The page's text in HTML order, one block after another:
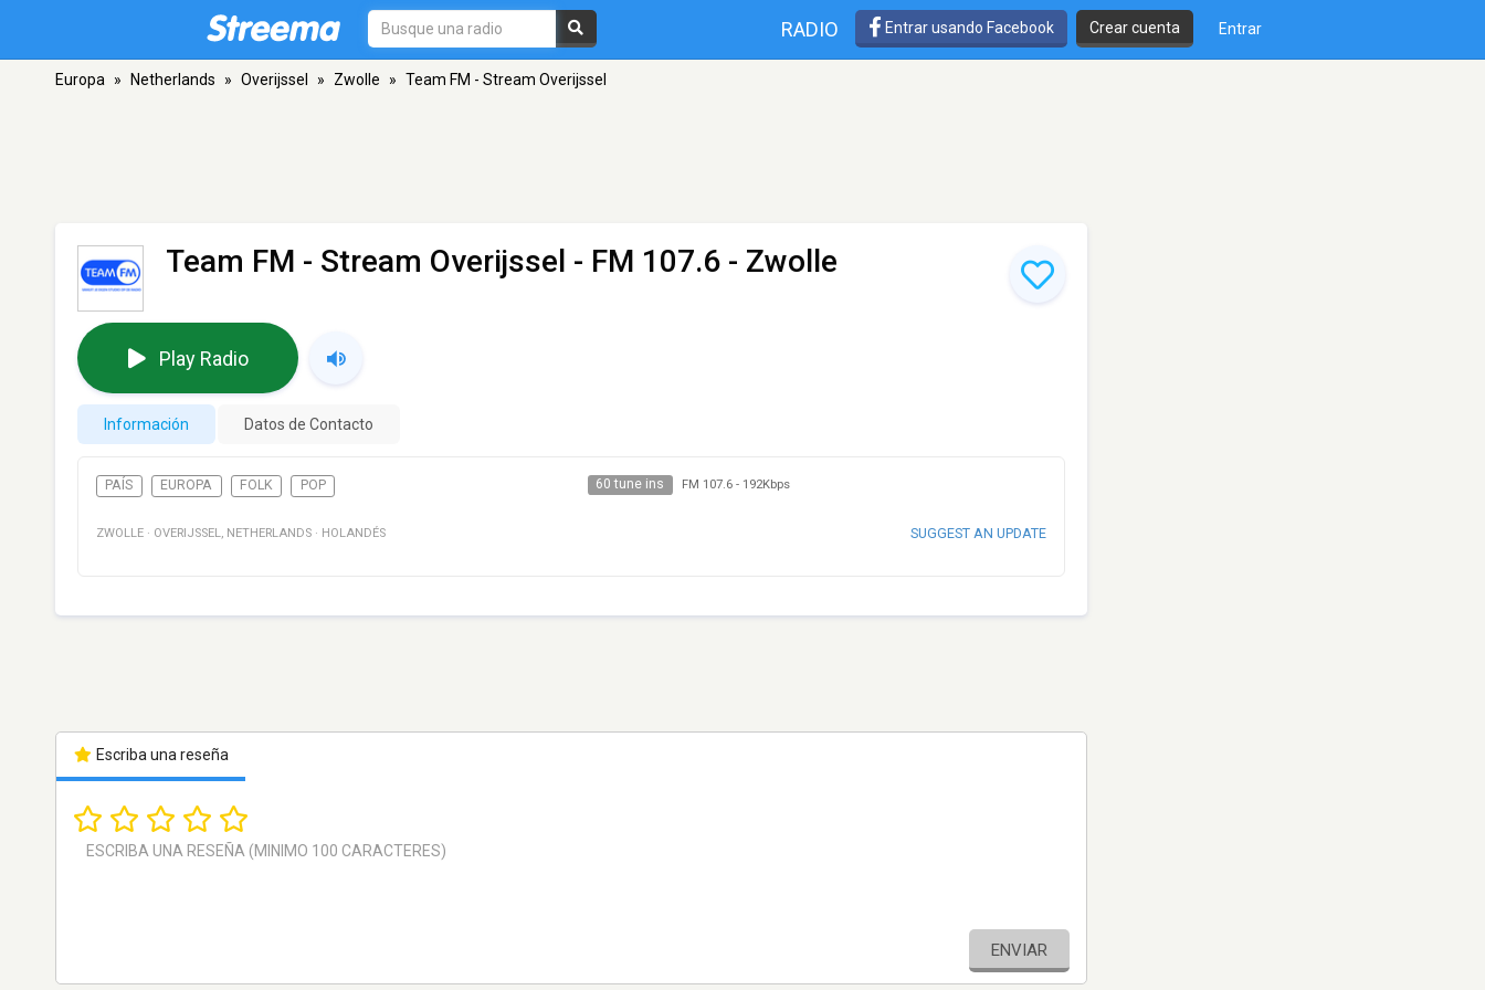
RADIO Entrar usando Facebook Crear cuenta Entrar
Europa » Netherlands » Overijssel » Zwolle » Team FM - Stream Overijssel
Team FM - Stream Overijssel - FM 107.6 - Zwolle
Play Radio
Información Datos de Contacto
PAÍS EUROPA FOLK POP 60 tune ins FM 107.6- 192Kbps
ZWOLLE · OVERIJSSEL, NETHERLANDS · HOLANDÉS SUGGEST AN UPDATE
Escriba una reseña
ENVIAR